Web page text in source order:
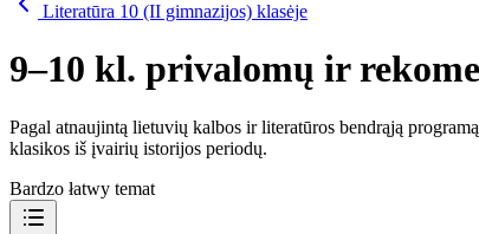
Literatūra 10 (II gimnazijos) klasėje
9–10 kl. privalomų ir
Pagal atnaujintą lietuvių kalbos ir literatūros bendrąją
klasikos iš įvairių istorijos periodų.
Bardzo łatwy temat